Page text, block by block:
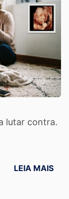
lutar contra.
LEIA MAIS